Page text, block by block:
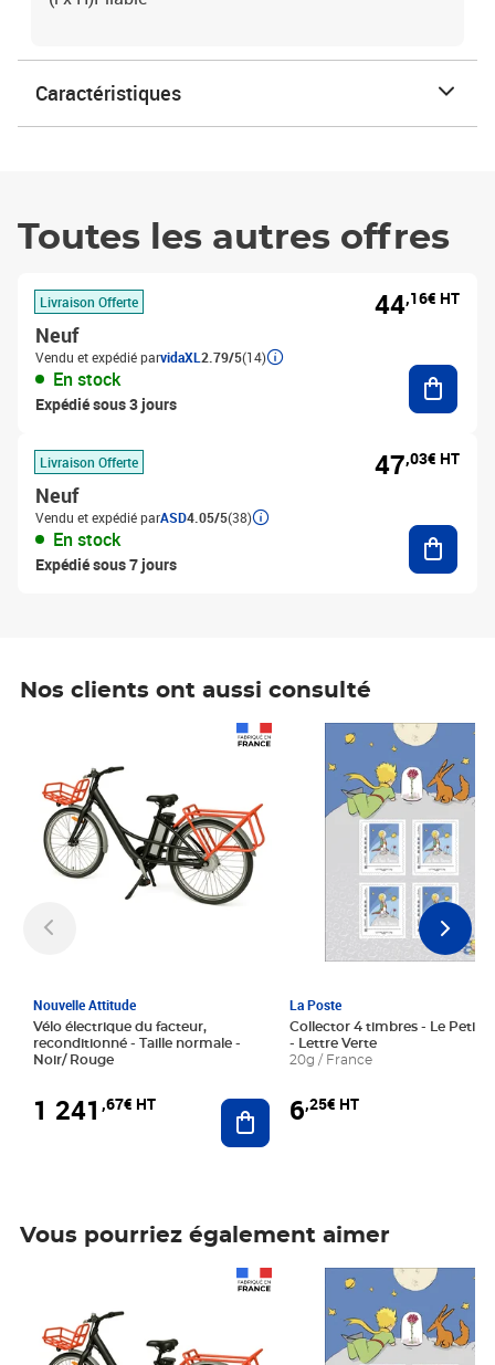
Caractéristiques
Toutes les autres offres
Livraison Offerte
Neuf
Vendu et expédié parvidaXL 2.79/5(14)
En stock
Expédié sous 3 jours
44,16€ HT
Livraison Offerte
Neuf
Vendu et expédié parASD4.05/5(38)
En stock
Expédié sous 7 jours
47,03€ HT
Nos clients ont aussi consulté
Nouvelle Attitude
Vélo électrique du facteur,
reconditionné - Taille normale -
Noir/ Rouge
1 241 ,67€ HT Ajouter au panier
La Poste
Collector 4 timbres - Le Petit
- Lettre Verte
20g / France
6,25€ HT
Prix 6,25€ HT
Vous pourriez également aimer
Prix 6,25€ HT